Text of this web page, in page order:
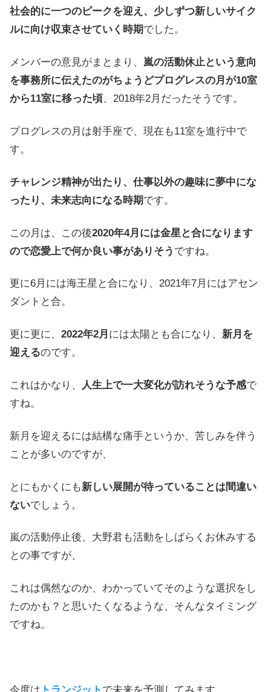
社会的に一つのピークを迎え、少しずつ新しいサイク
ルに向け収束させていく時期でした。
メンバーの意見がまとまり、 嵐の活動休止という意向
を事務所に伝えたのがちょうどプログレスの月が10室
から11室に移った頃、2018年2月だったそうです。
プログレスの月は射手座で、現在も11室を進行中で
す。
チャレンジ精神が出たり、仕事以外の趣味に夢中にな
ったり、未来志向になる時期です。
この月は、この後2020年4月には金星と合になります
ので恋愛上で何か良い事がありそう ですね。
更に6月には海王星と合になり、2021年7月にはアセン
ダントと合。
更に更に、 2022年2月 には太陽とも合になり、 新月を
迎えるのです。
これはかなり、 人生上で一大変化が訪れそうな予感で
すね。
新月を迎えるには結構な痛手というか、苦しみを伴う
ことが多いのですが、
とにもかくにも新しい展開が待っていることは間違い
ないでしょう。
嵐の活動停止後、大野君も活動をしばらくお休みする
との事ですが、
これは偶然なのか、わかっていてそのような選択をし
たのかも？と思いたくなるような、そんなタイミング
ですね。
今度は トランジット で未来を予測してみます。